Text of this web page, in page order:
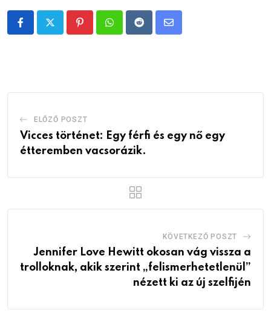
PinterestWhatsappRedditShare
ELŐZŐ POSZT
Vicces történet: Egy férfi és egy nő egy
étteremben vacsorázik.
KÖVETKEZŐ POSZT
Jennifer Love Hewitt okosan vág vissza a
trolloknak, akik szerint „felismerhetetlenül”
nézett ki az új szelfijén